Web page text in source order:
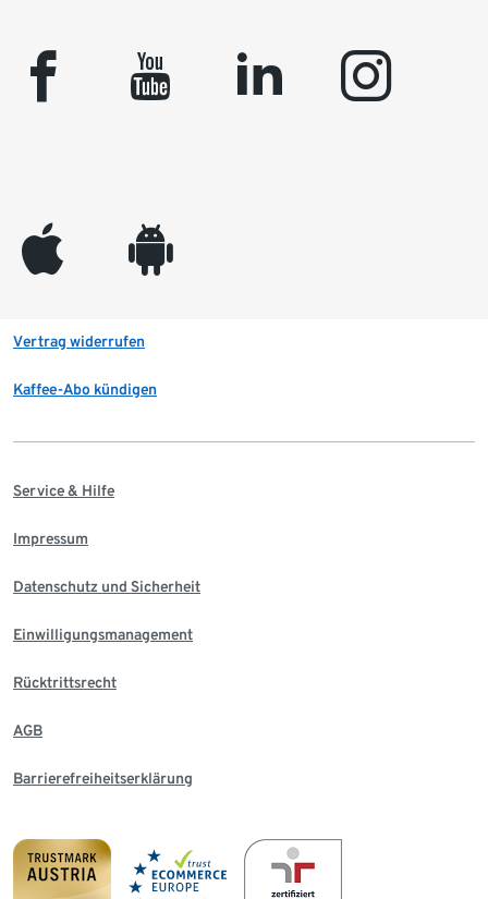
facebook youtube linkedin instagram
appleinc android
Vertrag widerrufen
Kaffee-Abo kündigen
Service & Hilfe
Impressum
Datenschutz und Sicherheit
Einwilligungsmanagement
Rücktrittsrecht
AGB
Barrierefreiheitserklärung